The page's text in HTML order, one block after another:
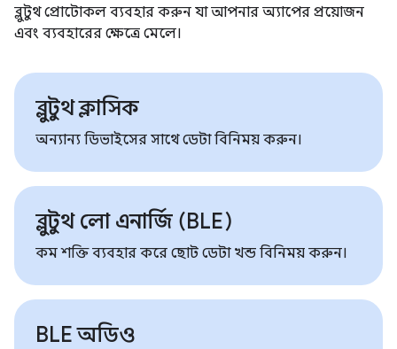
ব্লুটুথ প্রোটোকল ব্যবহার করুন যা আপনার অ্যাপের প্রয়োজন
এবং ব্যবহারের ক্ষেত্রে মেলে।
ব্লুটুথ ক্লাসিক
অন্যান্য ডিভাইসের সাথে ডেটা বিনিময় করুন।
ব্লুটুথ লো এনার্জি (BLE)
কম শক্তি ব্যবহার করে ছোট ডেটা খন্ড বিনিময় করুন।
BLE অডিও